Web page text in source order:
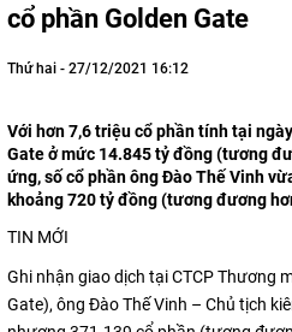
cổ phần Golden Gate
Thứ hai - 27/12/2021 16:12
Với hơn 7,6 triệu cổ phần tính tại
Gate ở mức 14.845 tỷ đồng (tương
ứng, số cổ phần ông Đào Thế Vinh
khoảng 720 tỷ đồng (tương đương
TIN MỚI
Ghi nhận giao dịch tại CTCP Thương
Gate), ông Đào Thế Vinh – Chủ tịch